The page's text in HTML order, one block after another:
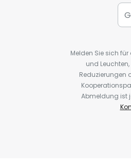
Melden Sie sich
und
Reduzierungen
Abmeldung ist